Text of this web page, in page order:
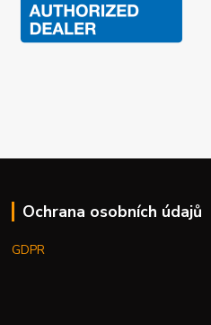
Ochrana osobních údajů
GDPR